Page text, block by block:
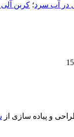
در آب سرد؛ کربن
و پیاده سازی از